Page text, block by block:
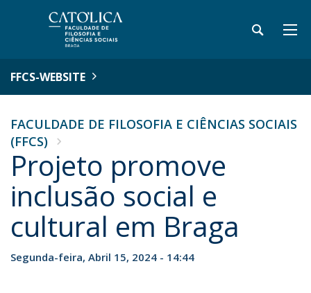
FFCS-WEBSITE
FACULDADE DE FILOSOFIA E CIÊNCIAS SOCIAIS
(FFCS)
Projeto promove
inclusão social e
cultural em Braga
Segunda-feira, Abril 15, 2024 - 14:44